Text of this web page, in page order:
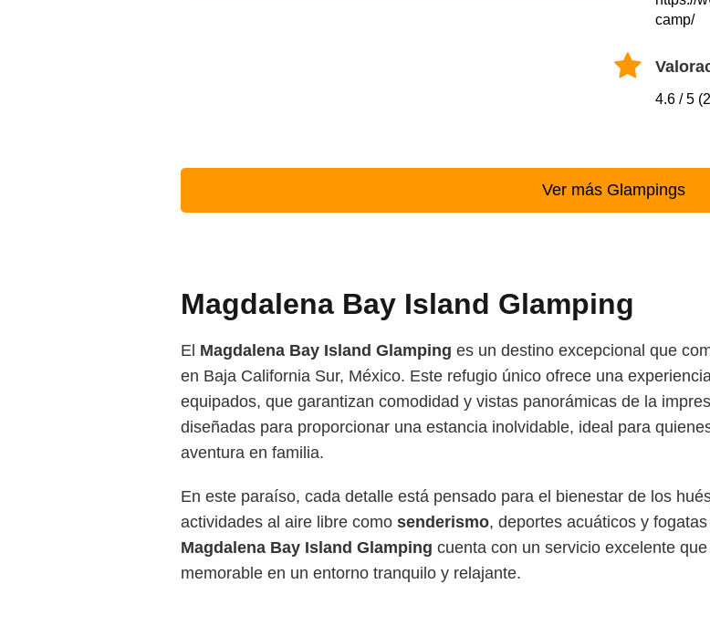
camp/
4.6 / 5
Ver más Glampings
Magdalena Bay Island Glamping
El Magdalena Bay Island Glamping es un destino excepcional que
en Baja California Sur, México. Este refugio único ofrece una
equipados, que garantizan comodidad y vistas panorámicas de la
diseñadas para proporcionar una estancia inolvidable, ideal para
aventura en familia.
En este paraíso, cada detalle está pensado para el bienestar de los
actividades al aire libre como senderismo, deportes acuáticos y
Magdalena Bay Island Glamping cuenta con un servicio excelente
memorable en un entorno tranquilo y relajante.